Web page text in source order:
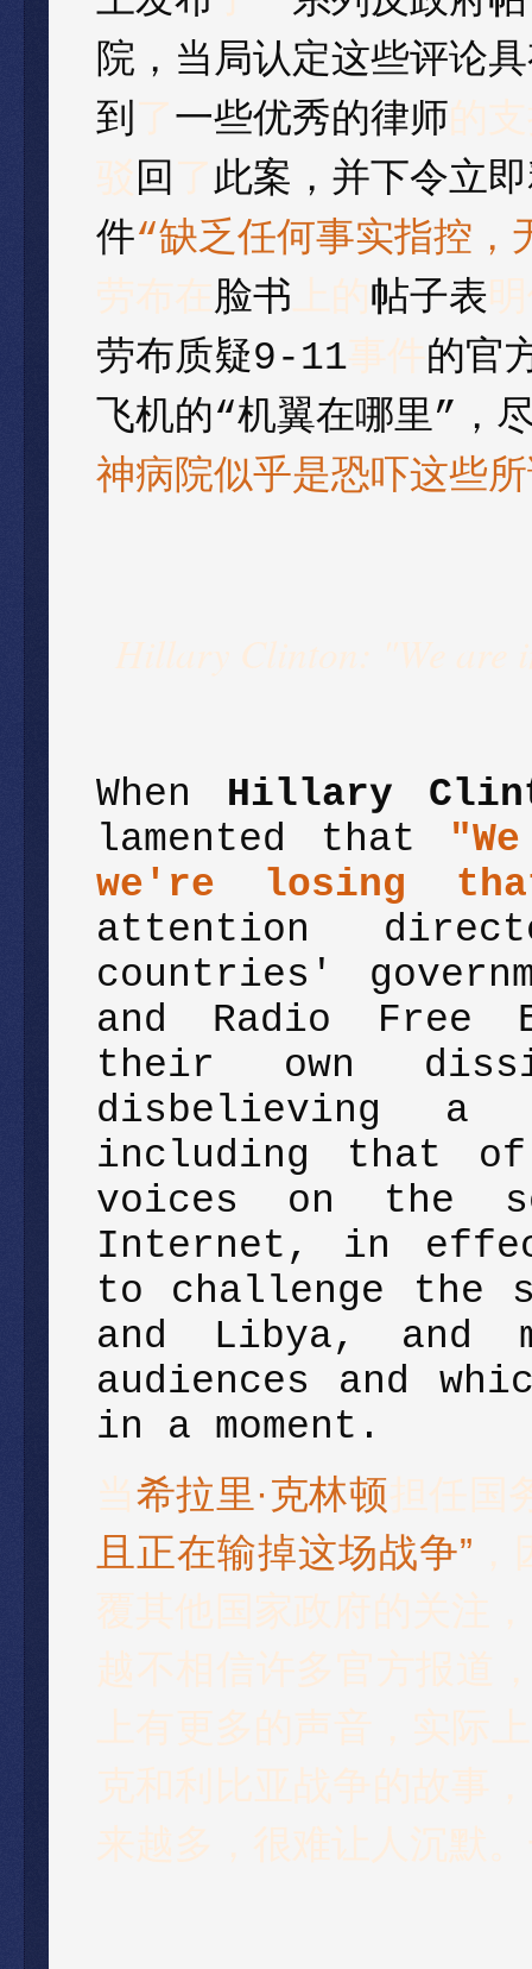
院，当局认定这些评论
到了一些优秀的律师的
驳 回 了此案，并下令立
件“缺乏任何事实指控，
劳布在脸书上的帖子表
劳布质疑9-11事件的官
飞机的“机翼在哪里” ，
神病院似乎是恐吓这些
Hillary Clinton: "We are
When Hillary
lamented that
we're losing
attention
countries'
and Radio Free
their own
disbelieving a
including that of
voices on the
Internet, in
to challenge the
and Libya, and
audiences and
in a moment.
当希拉里·克林顿担任国
且正在输掉这场战争”
覆其他国家政府的关注
越不相信许多官方报道
上有更多的声音，实际
克和利比亚战争的故事
来越多，很难让人沉默